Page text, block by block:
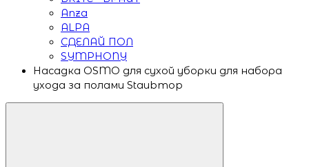
Anza
ALPA
СДЕЛАЙ ПОЛ
SYMPHONY
Насадка OSMO для сухой уборки для набора
ухода за полами Staubmop